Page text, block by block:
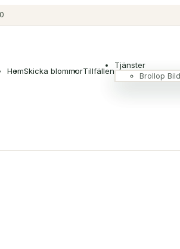
HemSkicka blommorTillfällen
Tjänster
Brollop